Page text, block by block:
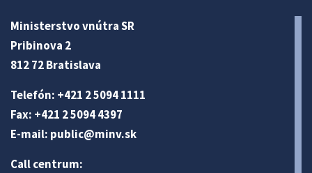
Ministerstvo vnútra SR
Pribinova 2
812 72 Bratislava
Telefón: +421 2 5094 1111
Fax: +421 2 5094 4397
E-mail: public@minv.sk
Call centrum: